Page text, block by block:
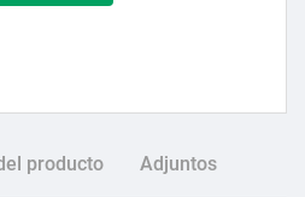
producto Adjuntos